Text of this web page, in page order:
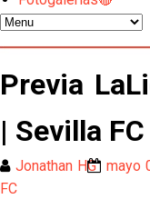
Patrick Mercado
situación de Iker
Nico Guillén:"Es
familia y se refleje
El Sevilla oficializa
Previa
| Sevilla
Jonathan HG mayo
FC